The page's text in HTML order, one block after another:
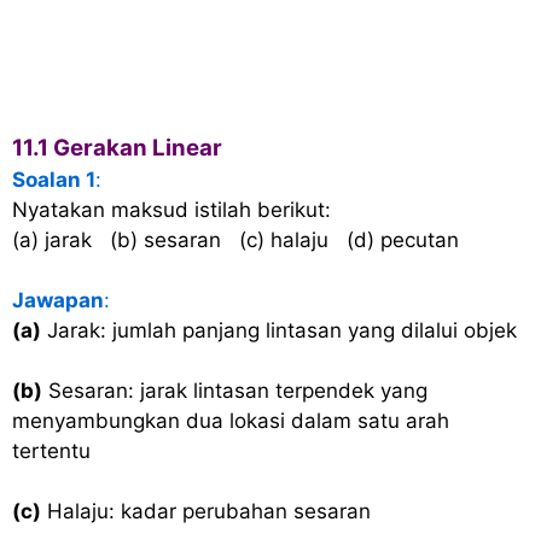
11.1 Gerakan Linear
Soalan 1:
Nyatakan maksud istilah berikut:
(a) jarak (b) sesaran (c) halaju (d) pecutan
Jawapan:
(a) Jarak: jumlah panjang lintasan yang dilalui objek
(b) Sesaran: jarak lintasan terpendek yang
menyambungkan dua lokasi dalam satu arah
tertentu
(c) Halaju: kadar perubahan sesaran